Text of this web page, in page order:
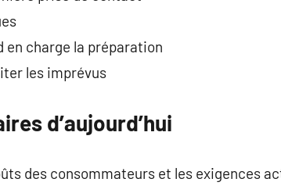
en charge la préparation
les imprévus
d’aujourd’hui
des consommateurs et les exigences